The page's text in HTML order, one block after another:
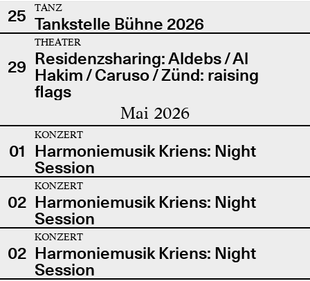
25
TANZ
Tankstelle Bühne 2026
29
THEATER
Residenzsharing: Aldebs / Al
Hakim / Caruso / Zünd: raising
flags
Mai 2026
01
KONZERT
Harmoniemusik Kriens: Night
Session
02
KONZERT
Harmoniemusik Kriens: Night
Session
02
KONZERT
Harmoniemusik Kriens: Night
Session